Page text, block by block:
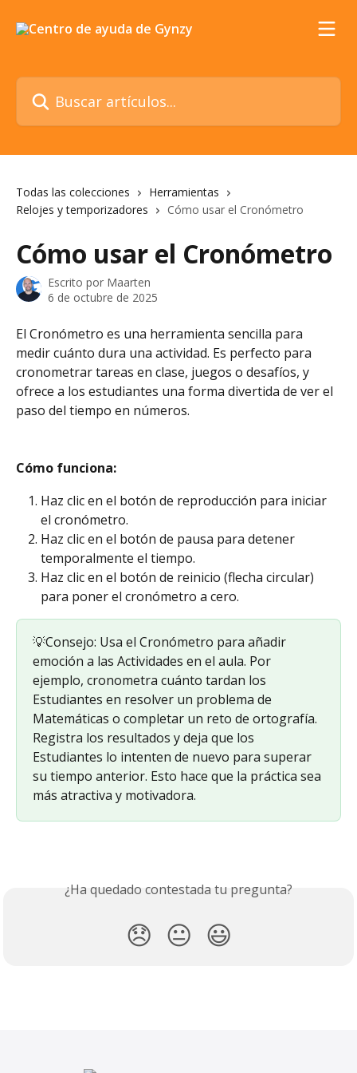
Buscar artículos...
Todas las colecciones
Herramientas
Relojes y temporizadores
Cómo usar el Cronómetro
Cómo usar el Cronómetro
Escrito por Maarten
6 de octubre de 2025
El Cronómetro es una herramienta sencilla para
medir cuánto dura una actividad. Es perfecto para
cronometrar tareas en clase, juegos o desafíos, y
ofrece a los estudiantes una forma divertida de ver el
paso del tiempo en números.
Cómo funciona:
Haz clic en el botón de reproducción para iniciar
el cronómetro.
Haz clic en el botón de pausa para detener
temporalmente el tiempo.
Haz clic en el botón de reinicio (flecha circular)
para poner el cronómetro a cero.
💡Consejo: Usa el Cronómetro para añadir
emoción a las Actividades en el aula. Por
ejemplo, cronometra cuánto tardan los
Estudiantes en resolver un problema de
Matemáticas o completar un reto de ortografía.
Registra los resultados y deja que los
Estudiantes lo intenten de nuevo para superar
su tiempo anterior. Esto hace que la práctica sea
más atractiva y motivadora.
¿Ha quedado contestada tu pregunta?
😞 😐 😃